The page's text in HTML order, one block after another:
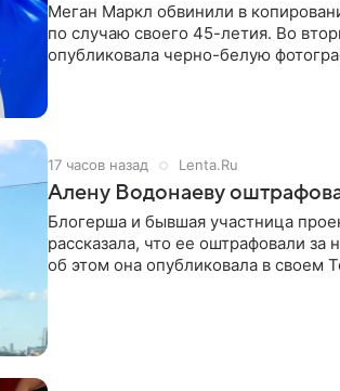
Меган Маркл обвинили в
по случаю своего 45-летия. Во
опубликовала черно-белую
17 часов назад Lenta.Ru
Алену Водонаеву
Блогерша и бывшая участница
рассказала, что ее оштрафовали
об этом она опубликовала в своем